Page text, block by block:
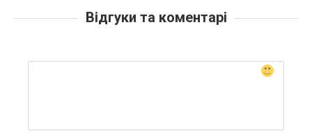
Відгуки та коментарі